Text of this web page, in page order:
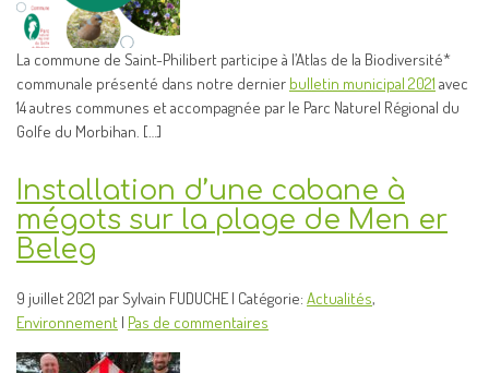
La commune de Saint-Philibert participe à l’Atlas de la Biodiversité*
communale présenté dans notre dernier bulletin municipal 2021 avec
14 autres communes et accompagnée par le Parc Naturel Régional du
Golfe du Morbihan. […]
Installation d’une cabane à
mégots sur la plage de Men er
Beleg
9 juillet 2021 par Sylvain FUDUCHE | Catégorie: Actualités,
Environnement | Pas de commentaires